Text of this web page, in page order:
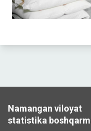
Namangan viloyat
statistika